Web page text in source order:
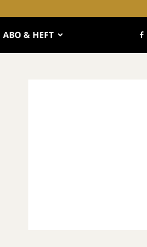
ABO & HEFT